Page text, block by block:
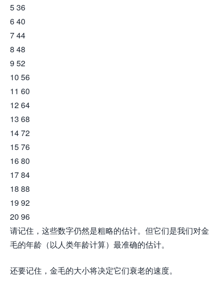
5 36
6 40
7 44
8 48
9 52
10 56
11 60
12 64
13 68
14 72
15 76
16 80
17 84
18 88
19 92
20 96
请记住，这些数字仍然是粗略的估计。但它们是我们对金
毛的年龄（以人类年龄计算）最准确的估计。
还要记住，金毛的大小将决定它们衰老的速度。